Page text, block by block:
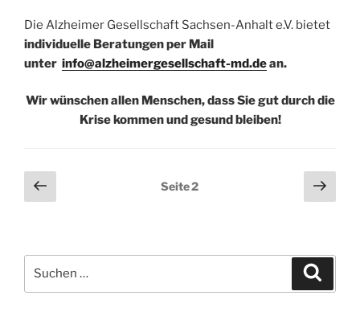
Die Alzheimer Gesellschaft Sachsen-Anhalt e.V. bietet
individuelle Beratungen per Mail
unter info@alzheimergesellschaft-md.dean.
Wir wünschen allen Menschen, dass Sie gut durch die
Krise kommen und gesund bleiben!
Seitennummerierung
der
Vorherige
Seite
Seite2
nach: